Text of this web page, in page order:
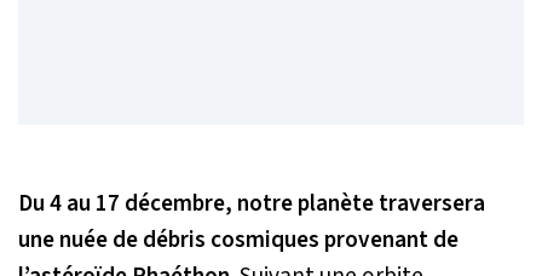
Du 4 au 17 décembre, notre planète traversera
une nuée de débris cosmiques provenant de